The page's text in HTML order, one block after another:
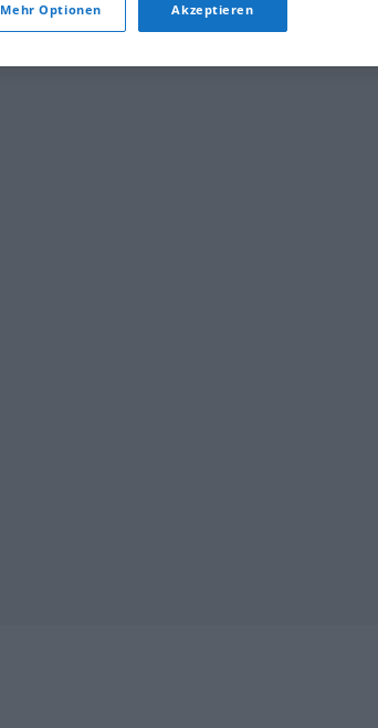
escachar pernas
Mehr Optionen Akzeptieren